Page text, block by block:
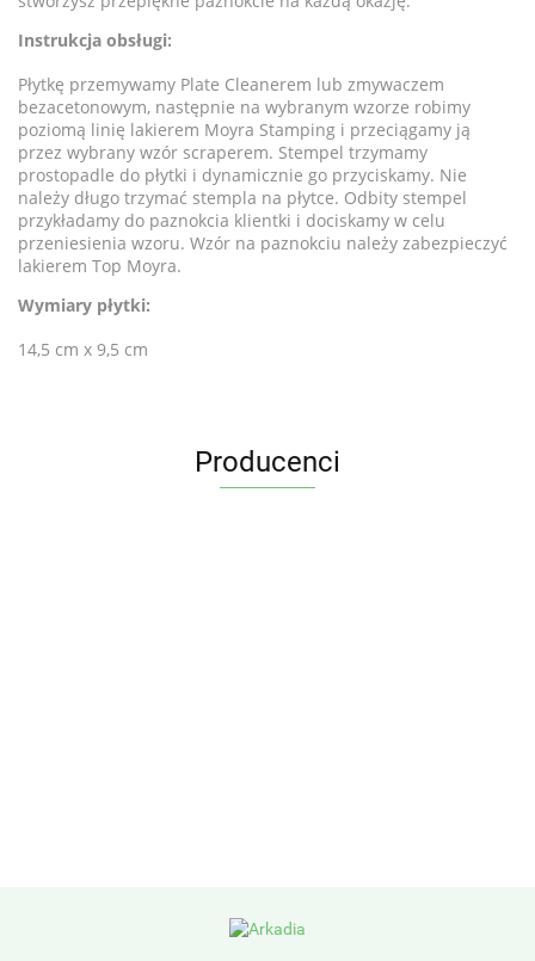
Instrukcja obsługi:
Płytkę przemywamy Plate Cleanerem lub zmywaczem
bezacetonowym, następnie na wybranym wzorze robimy
poziomą linię lakierem Moyra Stamping i przeciągamy ją
przez wybrany wzór scraperem. Stempel trzymamy
prostopadle do płytki i dynamicznie go przyciskamy. Nie
należy długo trzymać stempla na płytce. Odbity stempel
przykładamy do paznokcia klientki i dociskamy w celu
przeniesienia wzoru. Wzór na paznokciu należy zabezpieczyć
lakierem Top Moyra.
Wymiary płytki:
14,5 cm x 9,5 cm
Producenci